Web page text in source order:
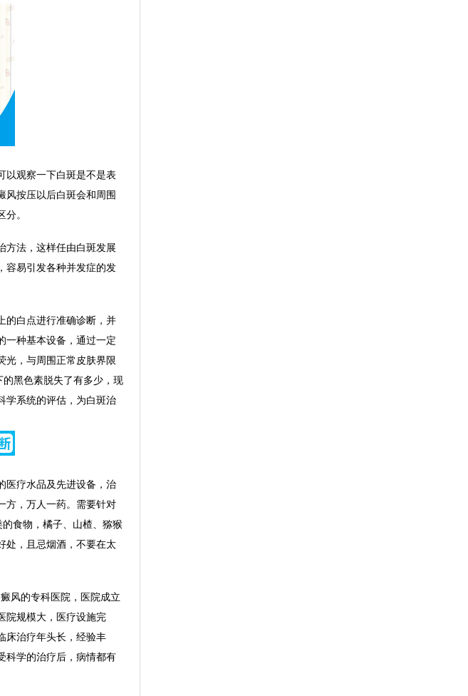
观察一下白斑是不是表
风按压以后白斑会和周围
。
法，这样任由白斑发展
容易引发各种并发症的发
白点进行准确诊断，并
一种基本设备，通过一定
光，与周围正常皮肤界限
黑色素脱失了有多少，现
学系统的评估，为白斑治
疗水品及先进设备，治
方，万人一药。需要针对
食物，橘子、山楂、猕猴
处，且忌烟酒，不要在太
风的专科医院，医院成立
院规模大，医疗设施完
床治疗年头长，经验丰
科学的治疗后，病情都有